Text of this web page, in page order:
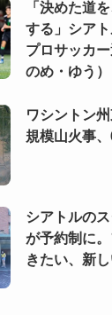
「決めた道
する」シア
プロサッカ
のめ・ゆう
ワシントン
規模山火事
シアトルの
が予約制に
きたい、新